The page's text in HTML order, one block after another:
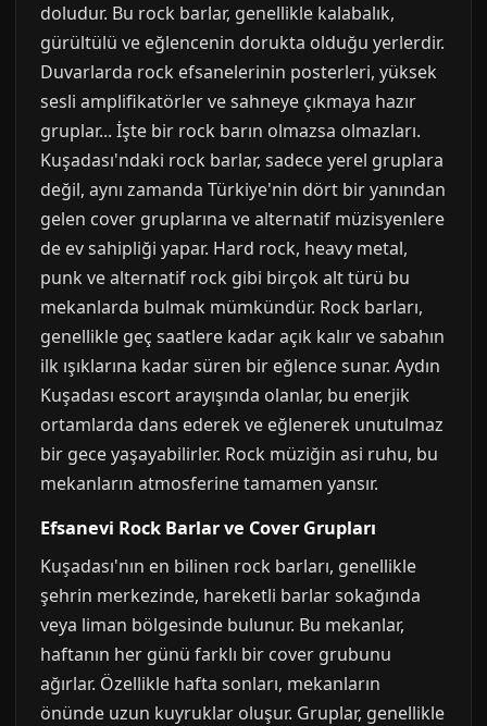
doludur. Bu rock barlar, genellikle kalabalık,
gürültülü ve eğlencenin dorukta olduğu yerlerdir.
Duvarlarda rock efsanelerinin posterleri, yüksek
sesli amplifikatörler ve sahneye çıkmaya hazır
gruplar... İşte bir rock barın olmazsa olmazları.
Kuşadası'ndaki rock barlar, sadece yerel gruplara
değil, aynı zamanda Türkiye'nin dört bir yanından
gelen cover gruplarına ve alternatif müzisyenlere
de ev sahipliği yapar. Hard rock, heavy metal,
punk ve alternatif rock gibi birçok alt türü bu
mekanlarda bulmak mümkündür. Rock barları,
genellikle geç saatlere kadar açık kalır ve sabahın
ilk ışıklarına kadar süren bir eğlence sunar. Aydın
Kuşadası escort arayışında olanlar, bu enerjik
ortamlarda dans ederek ve eğlenerek unutulmaz
bir gece yaşayabilirler. Rock müziğin asi ruhu, bu
mekanların atmosferine tamamen yansır.
Efsanevi Rock Barlar ve Cover Grupları
Kuşadası'nın en bilinen rock barları, genellikle
şehrin merkezinde, hareketli barlar sokağında
veya liman bölgesinde bulunur. Bu mekanlar,
haftanın her günü farklı bir cover grubunu
ağırlar. Özellikle hafta sonları, mekanların
önünde uzun kuyruklar oluşur. Gruplar, genellikle